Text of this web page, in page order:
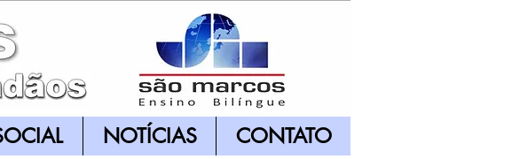
NOTÍCIAS CONTATO